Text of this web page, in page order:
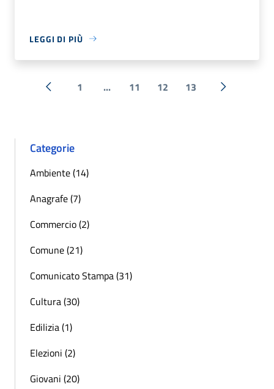
LEGGI DI PIÙ
« Precedente
1 ... 11 12 13 Successiva
Categorie
Ambiente (14)
Anagrafe (7)
Commercio (2)
Comune (21)
Comunicato Stampa (31)
Cultura (30)
Edilizia (1)
Elezioni (2)
Giovani (20)